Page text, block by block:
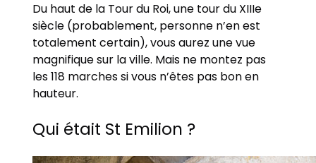
Du haut de la Tour du Roi, une tour du XIIIe
siècle (probablement, personne n’en est
totalement certain), vous aurez une vue
magnifique sur la ville. Mais ne montez pas
les 118 marches si vous n’êtes pas bon en
hauteur.
Qui était St Emilion ?